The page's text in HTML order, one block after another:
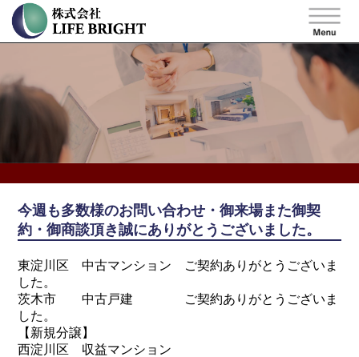
今週も多数様のお問い合わせ・御来場また御契
約・御商談頂き誠にありがとうございました。
東淀川区 中古マンション ご契約ありがとうございま
した。
茨木市 中古戸建 ご契約ありがとうございま
した。
【新規分譲】
西淀川区 収益マンション